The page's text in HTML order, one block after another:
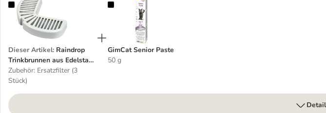
Raindrop Trinkbrunnen aus Edelstahl, 1,7 Liter
Dieser Artikel: Raindrop
Trinkbrunnen aus Edelstahl,
1,7 Liter
Zubehör: Ersatzfilter (3
Stück)
GimCat Senior Paste
GimCat Senior Paste
50 g